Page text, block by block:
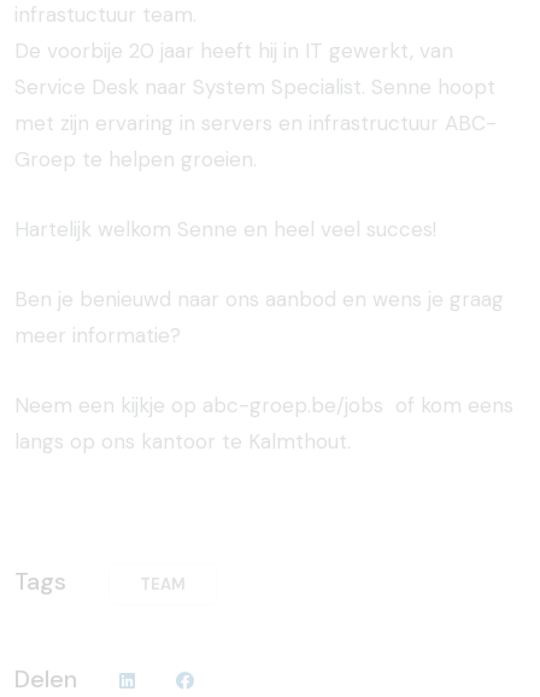
infrastuctuur team.
De voorbije 20 jaar heeft hij in IT gewerkt, van
Service Desk naar System Specialist. Senne hoopt
met zijn ervaring in servers en infrastructuur ABC-
Groep te helpen groeien.
Hartelijk welkom Senne en heel veel succes!
Ben je benieuwd naar ons aanbod en wens je graag
meer informatie?
Neem een kijkje op abc-groep.be/jobs of kom eens
langs op ons kantoor te Kalmthout.
Tags TEAM
Delen